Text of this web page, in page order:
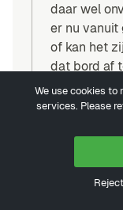
daar wel
er nu vanuit
of kan het
dat bord af
het daar
woonkamer
omdat ik
namelijk
beetje
We use cookies to
services. Please